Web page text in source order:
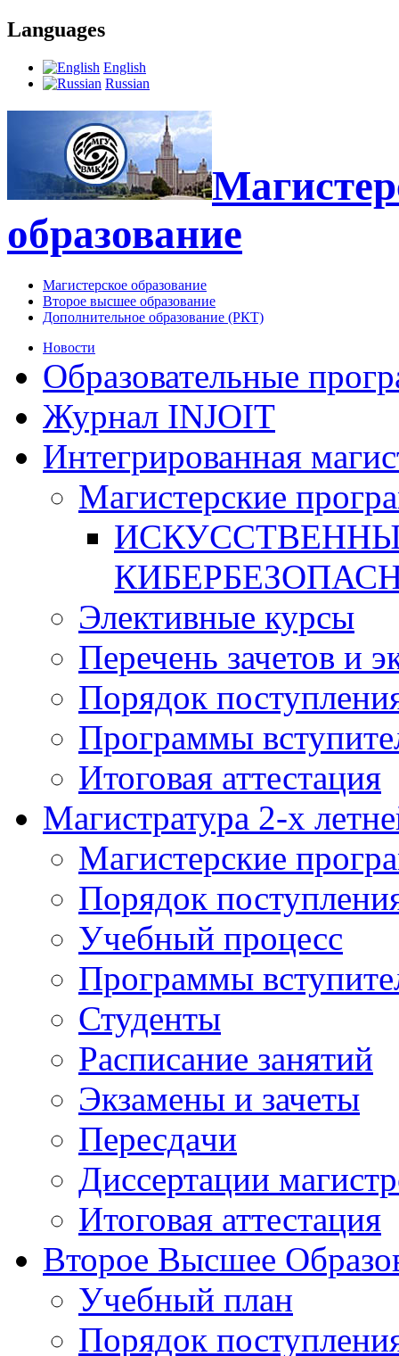
Languages
English
Russian
образование
Магистерское образование
Второе высшее образование
Дополнительное образование (РКТ)
Новости
Образовательные
Журнал INJOIT
Интегрированная
Магистерские
Элективные курсы
Перечень зачетов и
Порядок
Программы
Итоговая аттестация
Магистратура 2-х
Магистерские
Порядок
Учебный процесс
Программы
Студенты
Расписание занятий
Экзамены и зачеты
Пересдачи
Диссертации
Итоговая аттестация
Второе Высшее
Учебный план
Порядок